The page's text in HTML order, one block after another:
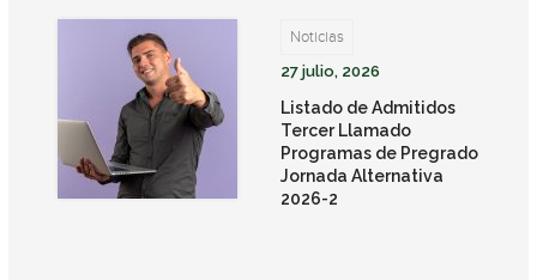
Noticias
27 julio, 2026
Listado de Admitidos
Tercer Llamado
Programas de Pregrado
Jornada Alternativa
2026-2